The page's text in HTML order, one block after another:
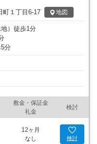
町１丁目6-17 地図
） 徒歩1分
5分
敷金・保証金
礼金
検討
12ヶ月
なし
検討